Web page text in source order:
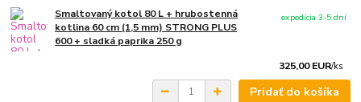
Smaltovaný kotol 80 L + hrubostenná
kotlina 60 cm (1,5 mm) STRONG PLUS
600 + sladká paprika 250 g
325,00 EUR/ks
expedícia 3-5 dní
Pridať do košíka